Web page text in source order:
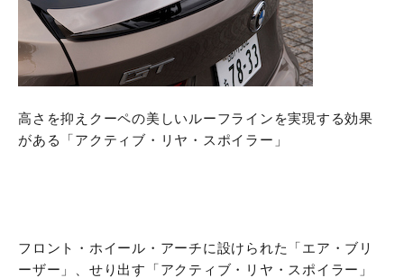
高さを抑えクーペの美しいルーフラインを実現する効果
がある「アクティブ・リヤ・スポイラー」
フロント・ホイール・アーチに設けられた「エア・ブリ
ーザー」、せり出す「アクティブ・リヤ・スポイラー」